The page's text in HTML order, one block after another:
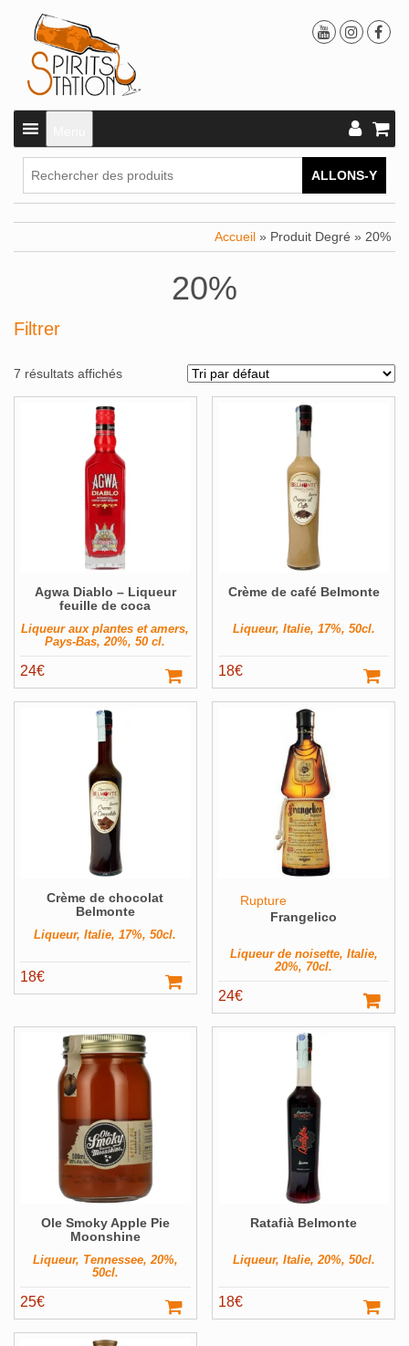
ALLONS-Y
Accueil » Produit Degré » 20%
20%
Filtrer
Alcools Bio
Bouteilles originales
Calendrier de l'avent
Coffrets Cadeau
Magnums et +
Pays Voir ▼
Producteur Voir ▼
Filter
7 résultats affichés
Agwa Diablo – Liqueur
feuille de coca
Liqueur aux plantes et amers,
Pays-Bas, 20%, 50 cl.
24€
Crème de café Belmonte
Liqueur, Italie, 17%, 50cl.
18€
Crème de chocolat
Belmonte
Liqueur, Italie, 17%, 50cl.
18€
Rupture
Frangelico
Liqueur de noisette, Italie,
20%, 70cl.
24€
Ole Smoky Apple Pie
Moonshine
Liqueur, Tennessee, 20%,
50cl.
25€
Ratafià Belmonte
Liqueur, Italie, 20%, 50cl.
18€